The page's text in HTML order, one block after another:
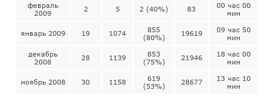
февраль
2009
2 5 2 (40%) 83
00 час 00
мин
январь 2009 19 1074
855
(80%)
19619
09 час 50
мин
декабрь
2008
28 1139
853
(75%)
21946
18 час 00
мин
ноябрь 2008 30 1158
619
(53%)
28677
13 час 10
мин